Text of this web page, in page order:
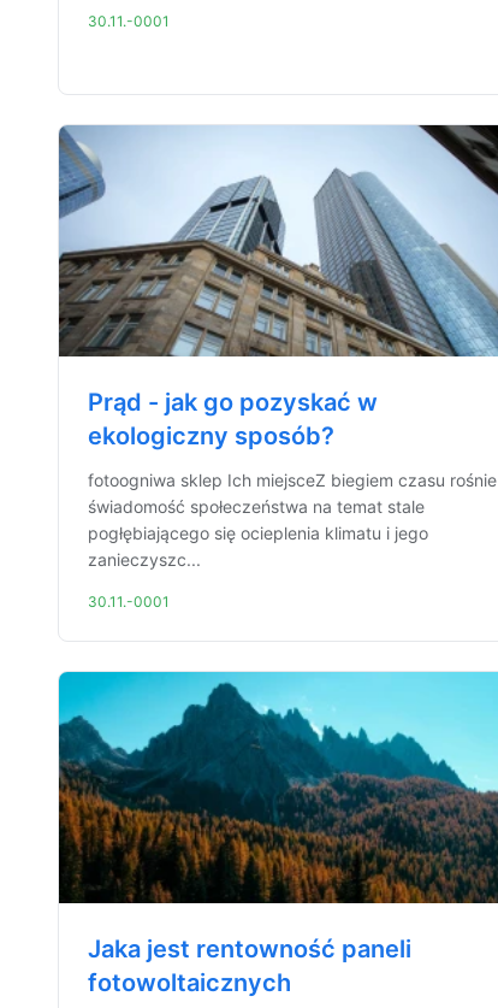
30.11.-0001
Prąd - jak go pozyskać w
ekologiczny sposób?
fotoogniwa sklep Ich miejsceZ biegiem czasu rośnie
świadomość społeczeństwa na temat stale
pogłębiającego się ocieplenia klimatu i jego
zanieczyszc...
30.11.-0001
Jaka jest rentowność paneli
fotowoltaicznych